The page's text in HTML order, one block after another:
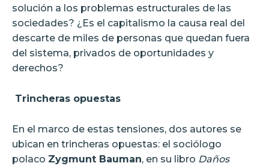
solución a los problemas estructurales de las
sociedades? ¿Es el capitalismo la causa real del
descarte de miles de personas que quedan fuera
del sistema, privados de oportunidades y
derechos?
Trincheras opuestas
En el marco de estas tensiones, dos autores se
ubican en trincheras opuestas: el sociólogo
polaco Zygmunt Bauman, en su libro Daños